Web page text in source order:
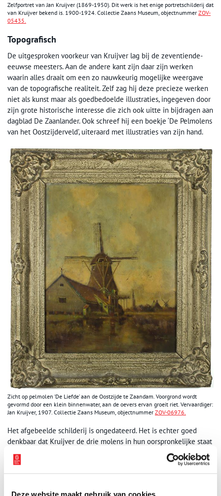
Deze website maakt gebruik van cookies
Zelfportret van Jan Kruijver (1869-1950). Dit werk is het enige portretschilderij dat
van Kruijver bekend is. 1900-1924. Collectie Zaans Museum, objectnummer ZOV-
05435.
Topografisch
De uitgesproken voorkeur van Kruijver lag bij de zeventiende-
eeuwse meesters. Aan de andere kant zijn daar zijn werken
waarin alles draait om een zo nauwkeurig mogelijke weergave
van de topografische realiteit. Zelf zag hij deze precieze werken
niet als kunst maar als goedbedoelde illustraties, ingegeven door
zijn grote historische interesse die zich ook uitte in bijdragen aan
dagblad De Zaanlander. Ook schreef hij een boekje ‘De Pelmolens
van het Oostzijderveld’, uiteraard met illustraties van zijn hand.
Zicht op pelmolen ‘De Liefde’ aan de Oostzijde te Zaandam. Voorgrond wordt
gevormd door een klein binnenwater, aan de oevers ervan groeit riet. Vervaardiger:
Jan Kruijver, 1907. Collectie Zaans Museum, objectnummer ZOV-06976.
Het afgebeelde schilderij is ongedateerd. Het is echter goed
denkbaar dat Kruijver de drie molens in hun oorspronkelijke staat
in het Westzijderveld op doek heeft gezet. Dat moet tegen het
einde van de negentiende eeuw zijn gebeurd. Balkenzager De
Grauwe Eend, gebouwd in 1712, werd in 1898 gesloopt.